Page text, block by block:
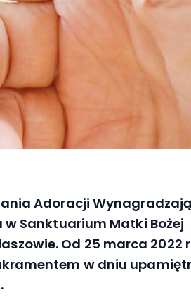
Adoracji
w Sanktuarium Matki Bożej
Od 25 marca 2022
w dniu